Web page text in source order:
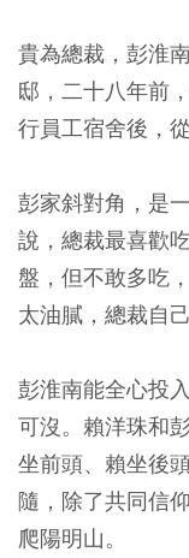
貴為總裁，彭淮
邸，二十八年前
行員工宿舍後，
彭家斜對角，是
說，總裁最喜歡
盤，但不敢多吃
太油膩，總裁自
彭淮南能全心投
可沒。賴洋珠和
坐前頭、賴坐後
隨，除了共同信
爬陽明山。